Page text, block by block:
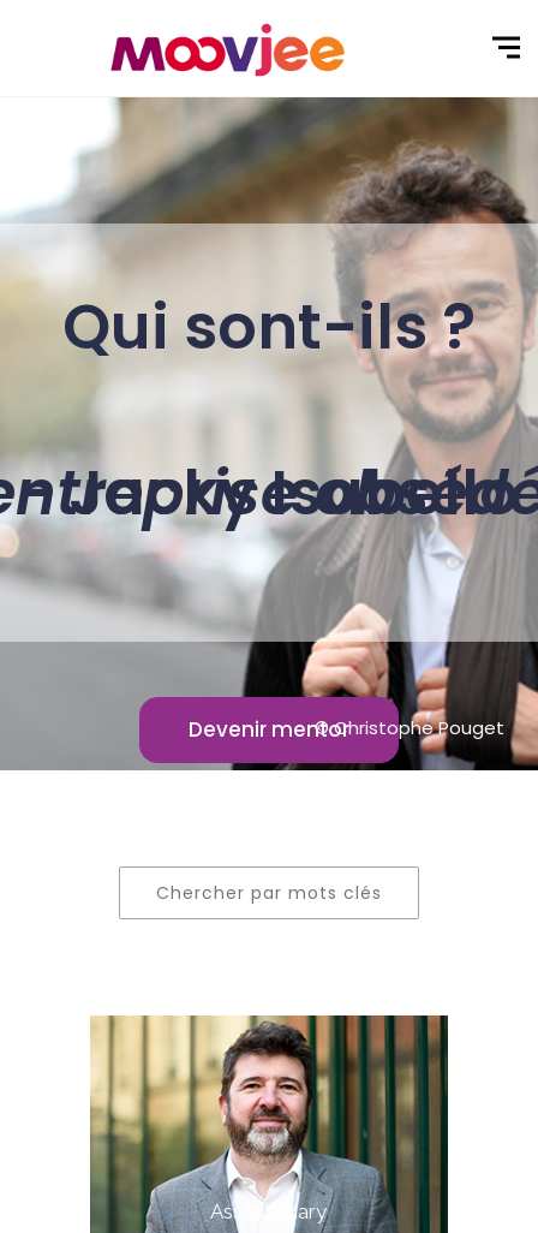
Qui sont-ils ?
Devenir mentor
- Jacky Isabello
© Christophe Pouget
Assael Adary